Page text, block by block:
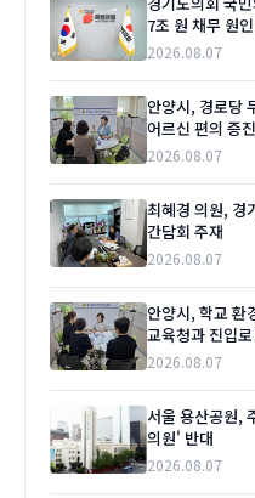
7조 원 채무 원
2026.08.07
안양시, 경로당
어르신 편의 증
2026.08.07
최혜경 의원, 경
간담회 주재
2026.08.07
안양시, 학교 환
교육청과 진입
2026.08.07
서울 용산공원,
의원' 반대
2026.08.07